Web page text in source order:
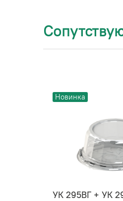
Новинка
УК 295ВГ + УК